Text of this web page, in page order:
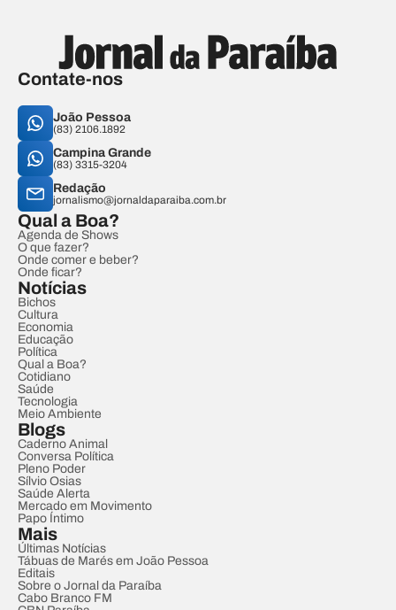
Contate-nos
João Pessoa
(83) 2106.1892
Campina Grande
(83) 3315-3204
Redação
jornalismo@jornaldaparaiba.com.br
Qual a Boa?
Agenda de Shows
O que fazer?
Onde comer e beber?
Onde ficar?
Notícias
Bichos
Cultura
Economia
Educação
Política
Qual a Boa?
Cotidiano
Saúde
Tecnologia
Meio Ambiente
Blogs
Caderno Animal
Conversa Política
Pleno Poder
Sílvio Osias
Saúde Alerta
Mercado em Movimento
Papo Íntimo
Mais
Últimas Notícias
Tábuas de Marés em João Pessoa
Editais
Sobre o Jornal da Paraíba
Cabo Branco FM